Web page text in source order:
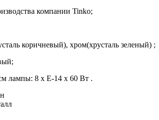
компании Tinko;
коричневый), хром(хрусталь зеленый) ;
лампы: 8 х Е-14 х 60 Вт .